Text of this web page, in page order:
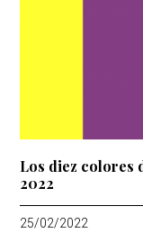
Los diez colores
2022
25/02/2022